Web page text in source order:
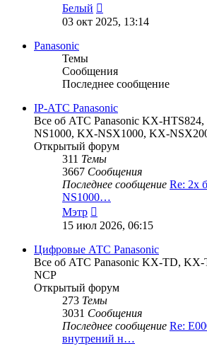
Белый
к
последнему
03 окт 2025, 13:14
Panasonic
Темы
Сообщения
Последнее сообщение
IP-АТС Panasonic
Все об АТС Panasonic KX-
NS1000, KX-NSX1000, KX-
Открытый форум
311 Темы
3667 Сообщения
Последнее сообщение Re: 2х
NS1000…
Мэтр
к
последнему
сообщению
15 июл 2026, 06:15
Цифровые АТС Panasonic
Все об АТС Panasonic KX-TD,
NCP
Открытый форум
273 Темы
3031 Сообщения
Последнее сообщение Re:
внутрений н…